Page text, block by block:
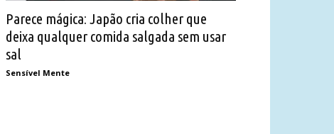
Parece mágica: Japão cria colher que
deixa qualquer comida salgada sem usar
sal
Sensível Mente